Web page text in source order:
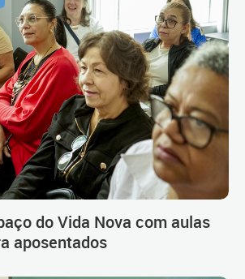
do Vida Nova com aulas
aposentados